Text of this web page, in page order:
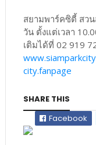
สยามพาร์คซิตี้ สวน
วัน ตั้งแต่เวลา
เติมได้ที่ 02 919
city.fanpage
SHARE THIS
Facebook